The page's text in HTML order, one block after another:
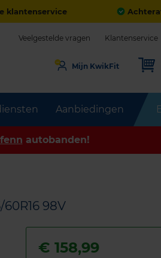
klantenservice
Aanbiedingen
Veelgestelde vragen Klantenservice
Mijn KwikFit
autobanden!
60R16 98V
€158,99